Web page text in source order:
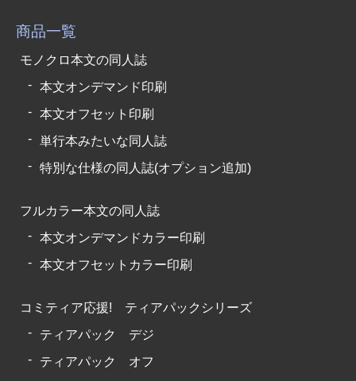
商品一覧
モノクロ本文の同人誌
本文オンデマンド印刷
本文オフセット印刷
単行本みたいな同人誌
特別な仕様の同人誌(オプション追加)
フルカラー本文の同人誌
本文オンデマンドカラー印刷
本文オフセットカラー印刷
コミティア応援! ティアパックシリーズ
ティアパック デジ
ティアパック オフ